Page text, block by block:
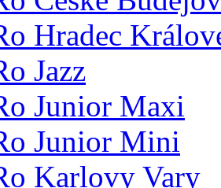
Hradec
Jazz
Junior Maxi
Junior Mini
Karlovy Vary